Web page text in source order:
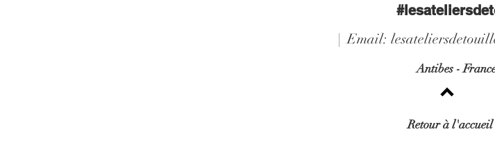
| Email:
Antibes -
Retour à l'accueil